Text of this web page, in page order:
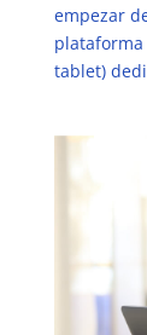
empezar
tablet)